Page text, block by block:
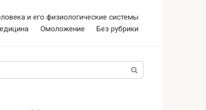
и его физиологические системы
Омоложение Без рубрики